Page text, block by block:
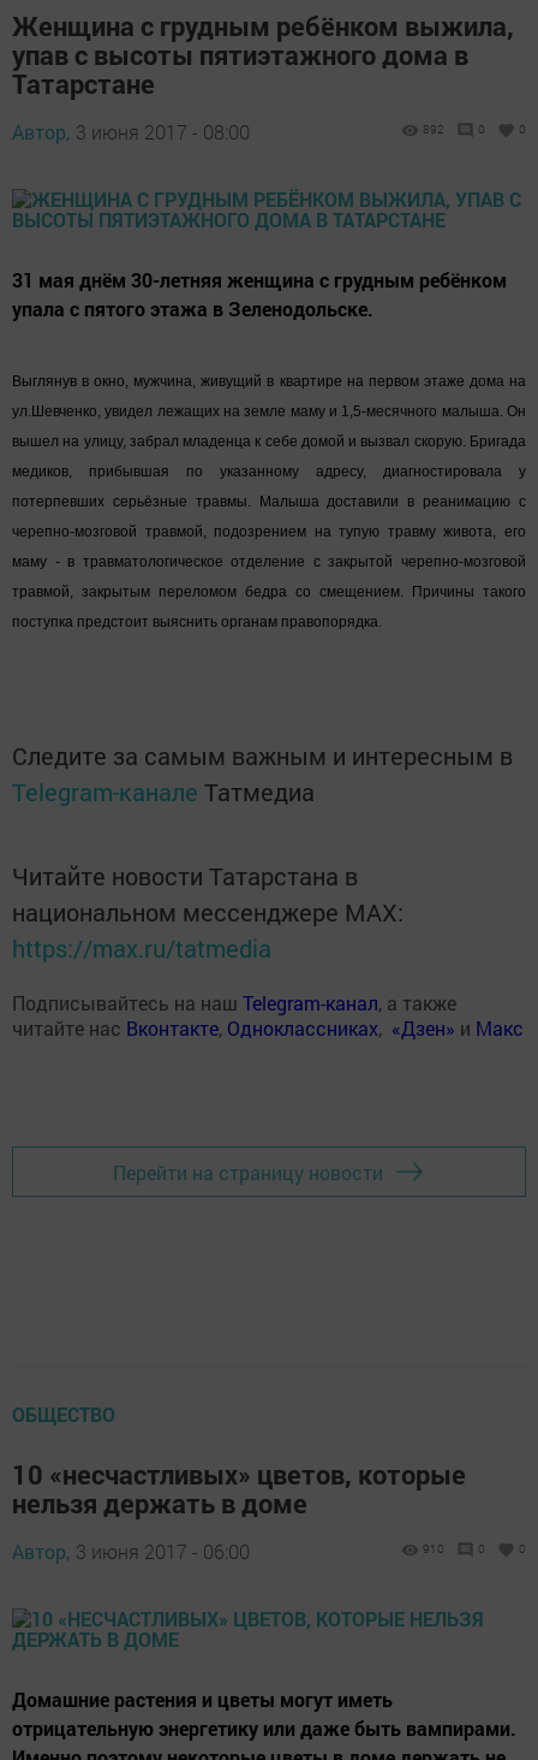
Женщина с грудным ребёнком выжила,
упав с высоты пятиэтажного дома в
Татарстане
Автор, 3 июня 2017 - 08:00 892 0 0
31 мая днём 30-летняя женщина с грудным ребёнком
упала с пятого этажа в Зеленодольске.
Выглянув в окно, мужчина, живущий в квартире на первом этаже дома на
ул.Шевченко, увидел лежащих на земле маму и 1,5-месячного малыша. Он
вышел на улицу, забрал младенца к себе домой и вызвал скорую. Бригада
медиков, прибывшая по указанному адресу, диагностировала у
потерпевших серьёзные травмы. Малыша доставили в реанимацию с
черепно-мозговой травмой, подозрением на тупую травму живота, его
маму - в травматологическое отделение с закрытой черепно-мозговой
травмой, закрытым переломом бедра со смещением. Причины такого
поступка предстоит выяснить органам правопорядка.
Следите за самым важным и интересным в
Telegram-канале Татмедиа
Читайте новости Татарстана в
национальном мессенджере MАХ:
https://max.ru/tatmedia
Подписывайтесь на наш Telegram-канал, а также
читайте нас Вконтакте, Одноклассниках, «Дзен» и Макс
Перейти на страницу новости
ОБЩЕСТВО
10 «несчастливых» цветов, которые
нельзя держать в доме
Автор, 3 июня 2017 - 06:00 910 0 0
Домашние растения и цветы могут иметь
отрицательную энергетику или даже быть вампирами.